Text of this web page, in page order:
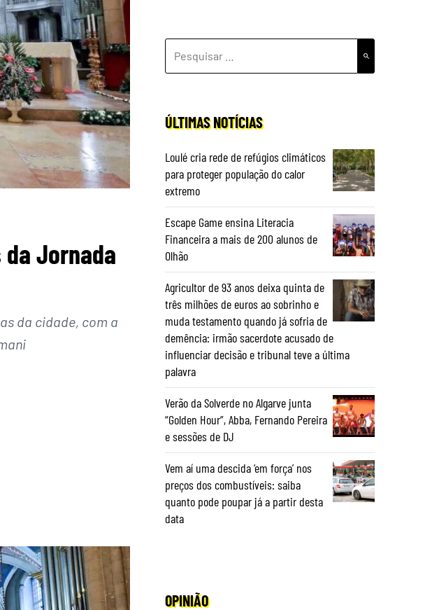
Jornada
da cidade, com a
POR:
ÚLTIMAS NOTÍCIAS
Loulé cria rede de refúgios climáticos
para proteger população do calor
extremo
Escape Game ensina Literacia
Financeira a mais de 200 alunos de
Olhão
Agricultor de 93 anos deixa quinta de
três milhões de euros ao sobrinho e
muda testamento quando já sofria de
demência: irmão sacerdote acusado de
influenciar decisão e tribunal teve a última
palavra
Verão da Solverde no Algarve junta
“Golden Hour”, Abba, Fernando Pereira
e sessões de DJ
Vem aí uma descida ‘em força’ nos
preços dos combustíveis: saiba
quanto pode poupar já a partir desta
data
OPINIÃO